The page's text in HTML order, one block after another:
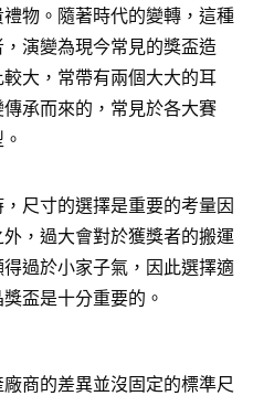
物。隨著時代的變轉，這種
，演變為現今常見的獎盃造
大，常帶有兩個大大的耳
承而來的，常見於各大賽
尺寸的選擇是重要的考量因
，過大會對於獲獎者的搬運
過於小家子氣，因此選擇適
盃是十分重要的。
商的差異並沒固定的標準尺